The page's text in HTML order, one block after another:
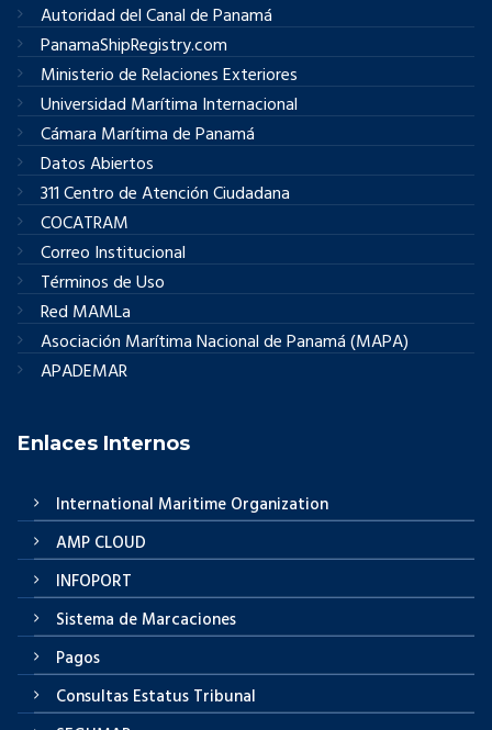
Autoridad del Canal de Panamá
PanamaShipRegistry.com
Ministerio de Relaciones Exteriores
Universidad Marítima Internacional
Cámara Marítima de Panamá
Datos Abiertos
311 Centro de Atención Ciudadana
COCATRAM
Correo Institucional
Términos de Uso
Red MAMLa
Asociación Marítima Nacional de Panamá (MAPA)
APADEMAR
Enlaces Internos
International Maritime Organization
AMP CLOUD
INFOPORT
Sistema de Marcaciones
Pagos
Consultas Estatus Tribunal